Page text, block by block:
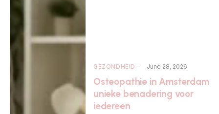
GEZONDHEID June 28, 2026
Osteopathie in Amsterdam
unieke benadering voor
iedereen